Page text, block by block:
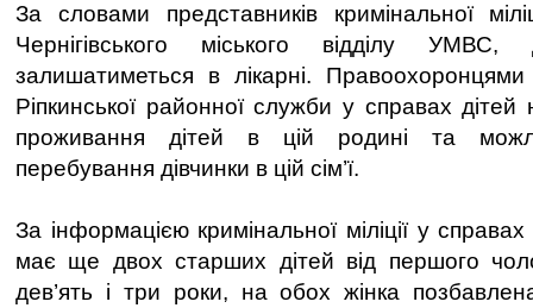
За словами представників кримінальної
Чернігівського міського відділу
залишатиметься в лікарні.
Ріпкинської районної служби у справах
проживання дітей в цій родині та
перебування дівчинки в цій сім’ї.
За інформацією кримінальної міліції у
має ще двох старших дітей від першого
дев’ять і три роки, на обох жінка